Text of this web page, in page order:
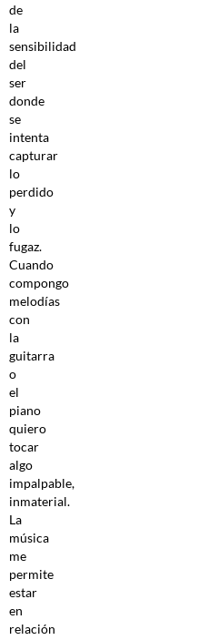
de
la
sensibilidad
del
ser
donde
se
intenta
capturar
lo
perdido
y
lo
fugaz.
Cuando
compongo
melodías
con
la
guitarra
o
el
piano
quiero
tocar
algo
impalpable,
inmaterial.
La
música
me
permite
estar
en
relación